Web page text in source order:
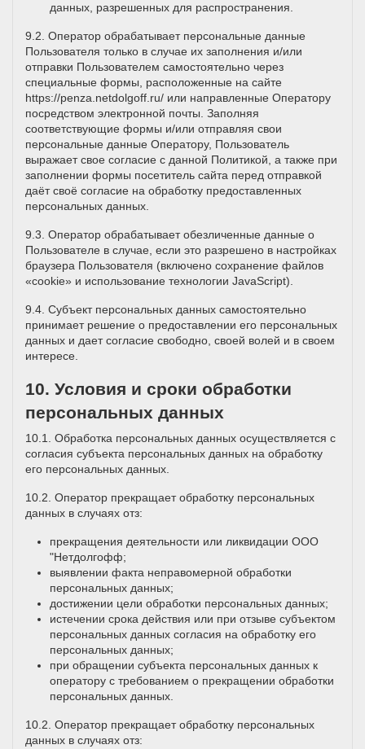
данных, разрешенных для распространения.
9.2. Оператор обрабатывает персональные данные
Пользователя только в случае их заполнения и/или
отправки Пользователем самостоятельно через
специальные формы, расположенные на сайте
https://penza.netdolgoff.ru/ или направленные Оператору
посредством электронной почты. Заполняя
соответствующие формы и/или отправляя свои
персональные данные Оператору, Пользователь
выражает свое согласие с данной Политикой, а также при
заполнении формы посетитель сайта перед отправкой
даёт своё согласие на обработку предоставленных
персональных данных.
9.3. Оператор обрабатывает обезличенные данные о
Пользователе в случае, если это разрешено в настройках
браузера Пользователя (включено сохранение файлов
«cookie» и использование технологии JavaScript).
9.4. Субъект персональных данных самостоятельно
принимает решение о предоставлении его персональных
данных и дает согласие свободно, своей волей и в своем
интересе.
10. Условия и сроки обработки
персональных данных
10.1. Обработка персональных данных осуществляется с
согласия субъекта персональных данных на обработку
его персональных данных.
10.2. Оператор прекращает обработку персональных
данных в случаях отз:
прекращения деятельности или ликвидации ООО
"Нетдолгофф;
выявлении факта неправомерной обработки
персональных данных;
достижении цели обработки персональных данных;
истечении срока действия или при отзыве субъектом
персональных данных согласия на обработку его
персональных данных;
при обращении субъекта персональных данных к
оператору с требованием о прекращении обработки
персональных данных.
10.2. Оператор прекращает обработку персональных
данных в случаях отз: